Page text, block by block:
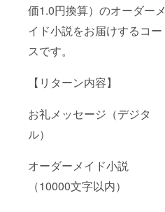
価1.0円換算）のオーダーメ
イド小説をお届けするコー
スです。
【リターン内容】
お礼メッセージ（デジタ
ル）
オーダーメイド小説
（10000文字以内）